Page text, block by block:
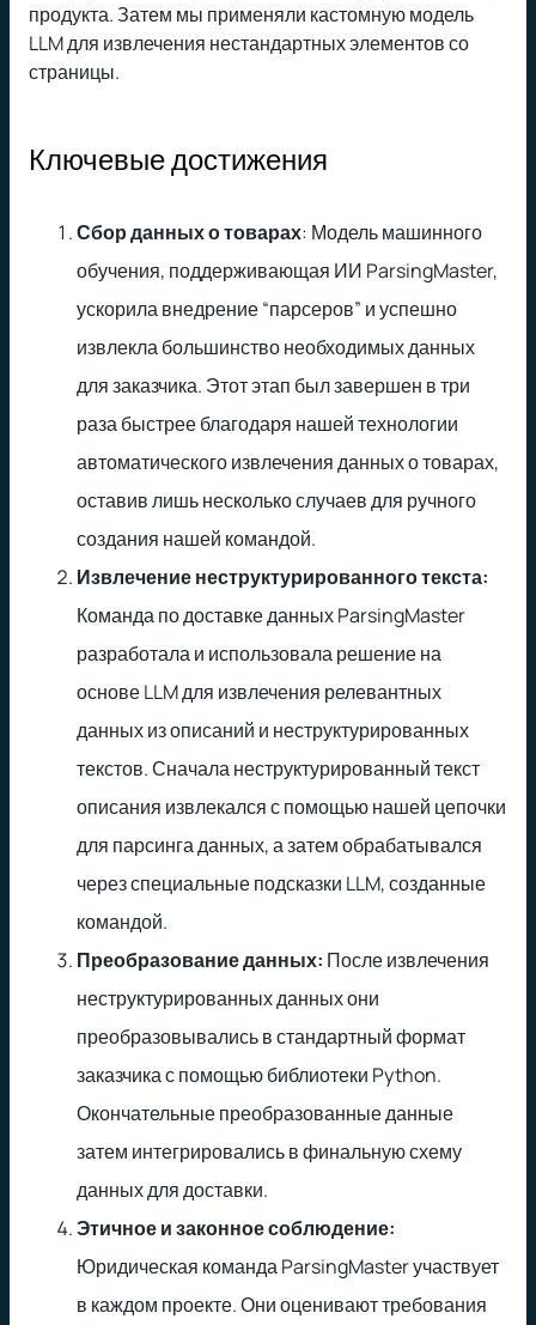
продукта. Затем мы применяли кастомную модель
LLM для извлечения нестандартных элементов со
страницы.
Ключевые достижения
Сбор данных о товарах: Модель машинного
обучения, поддерживающая ИИ ParsingMaster,
ускорила внедрение “парсеров” и успешно
извлекла большинство необходимых данных
для заказчика. Этот этап был завершен в три
раза быстрее благодаря нашей технологии
автоматического извлечения данных о товарах,
оставив лишь несколько случаев для ручного
создания нашей командой.
Извлечение неструктурированного текста:
Команда по доставке данных ParsingMaster
разработала и использовала решение на
основе LLM для извлечения релевантных
данных из описаний и неструктурированных
текстов. Сначала неструктурированный текст
описания извлекался с помощью нашей цепочки
для парсинга данных, а затем обрабатывался
через специальные подсказки LLM, созданные
командой.
Преобразование данных: После извлечения
неструктурированных данных они
преобразовывались в стандартный формат
заказчика с помощью библиотеки Python.
Окончательные преобразованные данные
затем интегрировались в финальную схему
данных для доставки.
Этичное и законное соблюдение:
Юридическая команда ParsingMaster участвует
в каждом проекте. Они оценивают требования